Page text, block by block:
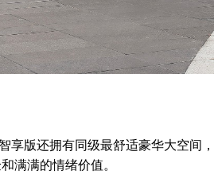
享版还拥有同级最舒适豪华大空间
满满的情绪价值。